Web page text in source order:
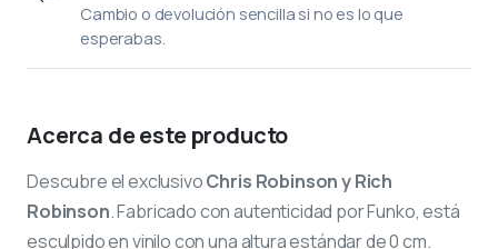
Cambio o devolución sencilla si no es lo que
esperabas.
Acerca de este producto
Descubre el exclusivoChris Robinson y Rich
Robinson. Fabricado con autenticidad por Funko, está
esculpido en vinilo con una altura estándar de 0 cm.